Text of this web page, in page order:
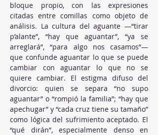
bloque propio, con las expresiones
citadas entre comillas como objeto de
análisis. La cultura del aguante —“tirar
p’alante”, “hay que aguantar”, “ya se
arreglará”, “para algo nos casamos”—
que confunde aguantar lo que se puede
cambiar con aguantar lo que no se
quiere cambiar. El estigma difuso del
divorcio: quien se separa “no supo
aguantar” o “rompió la familia”; “hay que
apechugar” y “cada cruz tiene su tamaño”
como lógica del sufrimiento aceptado. El
“qué dirán”, especialmente denso en